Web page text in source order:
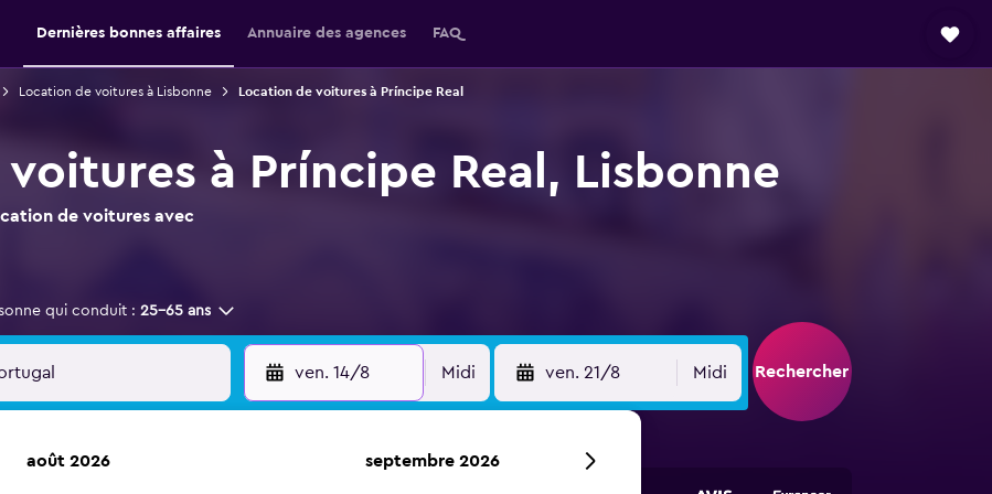
Dernières bonnes affaires Annuaire des agences FAQ
Location de voitures à Lisbonne Location de voitures à Príncipe Real
à Príncipe Real, Lisbonne
de voitures avec
qui conduit : 25-65 ans
ven. 14/8 Midi ven. 21/8 Midi Rechercher
août 2026 septembre 2026